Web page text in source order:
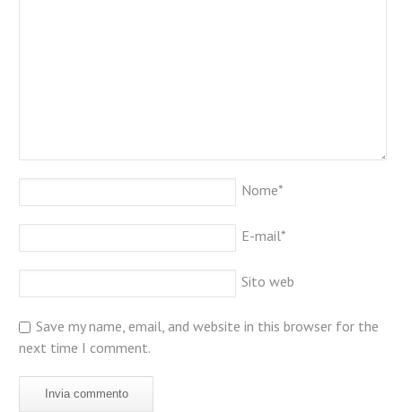
Nome*
E-mail*
Sito web
Save my name, email, and website in this browser for the
next time I comment.